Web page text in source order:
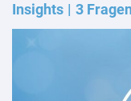
Insights 3